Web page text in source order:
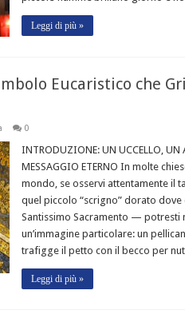
Leggi di più »
Eucaristico che
0
INTRODUZIONE: UN UCCELLO, UN
MESSAGGIO ETERNO In molte
mondo, se osservi attentamente il
quel piccolo “scrigno” dorato dove
Santissimo Sacramento — potresti
un’immagine particolare: un
trafigge il petto con il becco per
Leggi di più »